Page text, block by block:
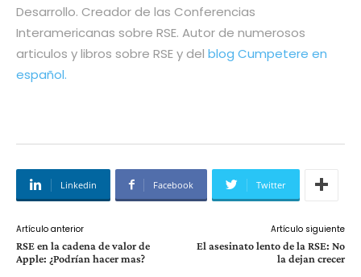
Desarrollo. Creador de las Conferencias
Interamericanas sobre RSE. Autor de numerosos
articulos y libros sobre RSE y del blog Cumpetere en
español.
Linkedin Facebook Twitter
Artículo anterior
RSE en la cadena de valor de
Apple: ¿Podrían hacer mas?
Artículo siguiente
El asesinato lento de la RSE: No
la dejan crecer